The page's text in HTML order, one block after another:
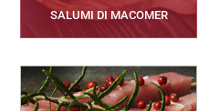
SALUMI DI MACOMER